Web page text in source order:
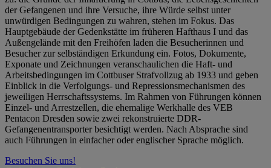
der Gefangenen und ihre Versuche, ihre Würde selbst unter
unwürdigen Bedingungen zu wahren, stehen im Fokus. Das
Hauptgebäude der Gedenkstätte im früheren Hafthaus I und das
Außengelände mit den Freihöfen laden die Besucherinnen und
Besucher zur selbständigen Erkundung ein. Fotos, Dokumente,
Exponate und Zeichnungen veranschaulichen die Haft- und
Arbeitsbedingungen im Cottbuser Strafvollzug ab 1933 und geben
Einblick in die Verfolgungs- und Repressionsmechanismen des
jeweiligen Herrschaftssystems. Im Rahmen von Führungen können
Einzel- und Arrestzellen, die ehemalige Werkhalle des VEB
Pentacon Dresden sowie zwei rekonstruierte DDR-
Gefangenentransporter besichtigt werden. Nach Absprache sind
auch Führungen in einfacher oder englischer Sprache möglich.
Besuchen Sie uns!